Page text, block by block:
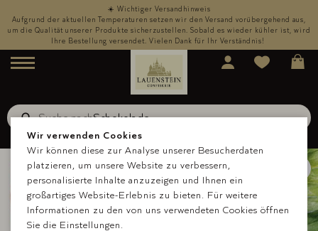
☀️ Wichtiger Versandhinweis
Aufgrund der aktuellen Temperaturen setzen wir den Versand vorübergehend aus,
um die Qualität unserer Produkte sicherzustellen. Sobald es wieder kühler ist, wird
Ihre Bestellung versendet. Vielen Dank für Ihr Verständnis!
Menü
Suche nachSchokolade
Wir verwenden Cookies
Wir können diese zur Analyse unserer Besucherdaten
platzieren, um unsere Website zu verbessern,
personalisierte Inhalte anzuzeigen und Ihnen ein
großartiges Website-Erlebnis zu bieten. Für weitere
Informationen zu den von uns verwendeten Cookies öffnen
Sie die Einstellungen.